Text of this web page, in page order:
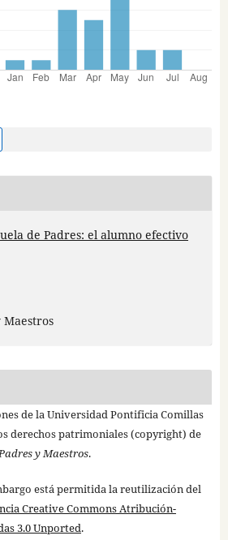
de Padres: el alumno efectivo
Maestros
de la Universidad Pontificia Comillas
derechos patrimoniales (copyright) de
y Maestros.
está permitida la reutilización del
Creative Commons Atribución-
3.0 Unported.